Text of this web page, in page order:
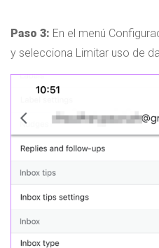
Paso 3: En el menú
y selecciona Limitar uso de